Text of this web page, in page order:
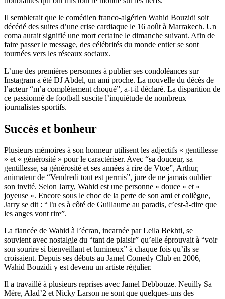
Il semblerait que le comédien franco-algérien Wahid Bouzidi soit
décédé des suites d’une crise cardiaque le 16 août à Marrakech. Un
coma aurait signifié une mort certaine le dimanche suivant. Afin de
faire passer le message, des célébrités du monde entier se sont
tournées vers les réseaux sociaux.
L’une des premières personnes à publier ses condoléances sur
Instagram a été DJ Abdel, un ami proche. La nouvelle du décès de
l’acteur “m’a complètement choqué”, a-t-il déclaré. La disparition de
ce passionné de football suscite l’inquiétude de nombreux
journalistes sportifs.
Succès et bonheur
Plusieurs mémoires à son honneur utilisent les adjectifs « gentillesse
» et « générosité » pour le caractériser. Avec “sa douceur, sa
gentillesse, sa générosité et ses années à rire de Vtoe”, Arthur,
animateur de “Vendredi tout est permis”, jure de ne jamais oublier
son invité. Selon Jarry, Wahid est une personne « douce » et «
joyeuse ». Encore sous le choc de la perte de son ami et collègue,
Jarry se dit : “Tu es à côté de Guillaume au paradis, c’est-à-dire que
les anges vont rire”.
La fiancée de Wahid à l’écran, incarnée par Leila Bekhti, se
souvient avec nostalgie du “tant de plaisir” qu’elle éprouvait à “voir
son sourire si bienveillant et lumineux” à chaque fois qu’ils se
croisaient. Depuis ses débuts au Jamel Comedy Club en 2006,
Wahid Bouzidi y est devenu un artiste régulier.
Il a travaillé à plusieurs reprises avec Jamel Debbouze. Neuilly Sa
Mère, Alad’2 et Nicky Larson ne sont que quelques-uns des